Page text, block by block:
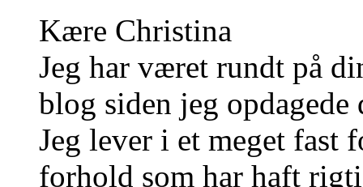
Kære Christina
Jeg har været rundt på
blog siden jeg
Jeg lever i et meget fast
forhold som har haft